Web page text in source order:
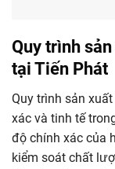
Quy trình
tại Tiến Phát
Quy trình sản
xác và tinh tế
độ chính xác của
kiểm soát chất